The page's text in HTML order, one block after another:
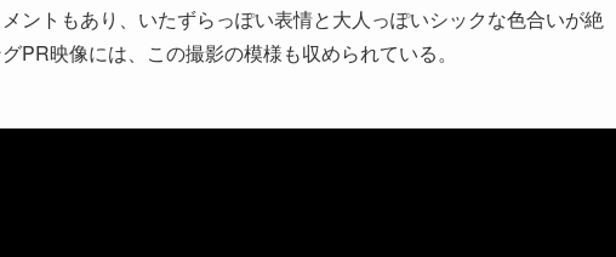
ントもあり、いたずらっぽい表情と大人っぽいシックな色合いが絶
PR映像には、この撮影の模様も収められている。